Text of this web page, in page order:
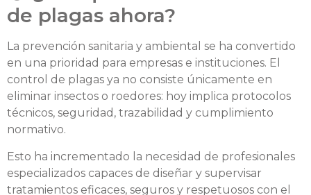
de plagas ahora?
La prevención sanitaria y ambiental se ha convertido
en una prioridad para empresas e instituciones. El
control de plagas ya no consiste únicamente en
eliminar insectos o roedores: hoy implica protocolos
técnicos, seguridad, trazabilidad y cumplimiento
normativo.
Esto ha incrementado la necesidad de profesionales
especializados capaces de diseñar y supervisar
tratamientos eficaces, seguros y respetuosos con el